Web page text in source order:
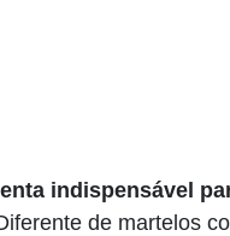
indispensável
de martelos